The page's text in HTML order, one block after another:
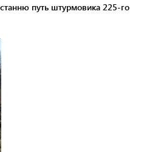
путь штурмовика 225-го